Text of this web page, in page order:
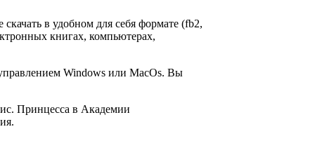
скачать в удобном для себя формате (fb2,
книгах, компьютерах,
Windows или MacOs. Вы
Принцесса в Академии